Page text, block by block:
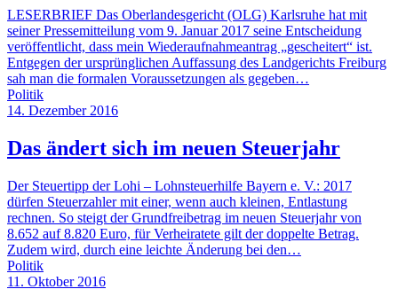
LESERBRIEF Das Oberlandesgericht (OLG) Karlsruhe hat mit
seiner Pressemitteilung vom 9. Januar 2017 seine Entscheidung
veröffentlicht, dass mein Wiederaufnahmeantrag „gescheitert“ ist.
Entgegen der ursprünglichen Auffassung des Landgerichts Freiburg
sah man die formalen Voraussetzungen als gegeben…
Politik
14. Dezember 2016
Das ändert sich im neuen Steuerjahr
Der Steuertipp der Lohi – Lohnsteuerhilfe Bayern e. V.: 2017
dürfen Steuerzahler mit einer, wenn auch kleinen, Entlastung
rechnen. So steigt der Grundfreibetrag im neuen Steuerjahr von
8.652 auf 8.820 Euro, für Verheiratete gilt der doppelte Betrag.
Zudem wird, durch eine leichte Änderung bei den…
Politik
11. Oktober 2016